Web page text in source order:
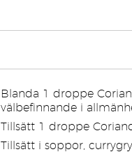
Blanda 1 droppe
välbefinnande i
Tillsätt 1 droppe
Tillsätt i soppor,